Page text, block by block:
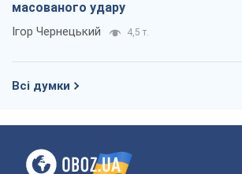
масованого удару
Ігор Чернецький 4,5 т.
Всі думки